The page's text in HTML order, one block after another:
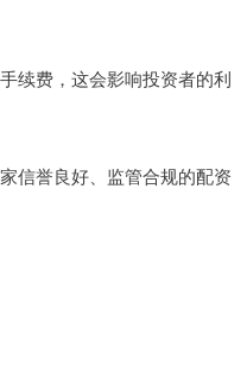
续费，这会影响投资者的利
信誉良好、监管合规的配资